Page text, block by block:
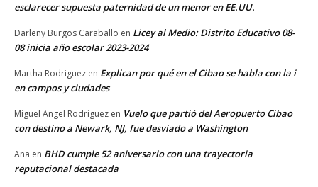
esclarecer supuesta paternidad de un menor en EE.UU.
Darleny Burgos Caraballo en Licey al Medio: Distrito Educativo 08-
08 inicia año escolar 2023-2024
Martha Rodriguez en Explican por qué en el Cibao se habla con la i
en campos y ciudades
Miguel Angel Rodriguez en Vuelo que partió del Aeropuerto Cibao
con destino a Newark, NJ, fue desviado a Washington
Ana en BHD cumple 52 aniversario con una trayectoria
reputacional destacada